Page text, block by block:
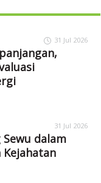
31 Jul 2026
31 Jul 2026
dalam
Kejahatan